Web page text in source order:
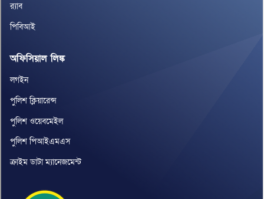
র‌্যাব
পিবিআই
অফিসিয়াল লিঙ্ক
লগইন
পুলিশ ক্লিয়ারেন্স
পুলিশ ওয়েবমেইল
পুলিশ পিআইএমএস
ক্রাইম ডাটা ম্যানেজমেন্ট